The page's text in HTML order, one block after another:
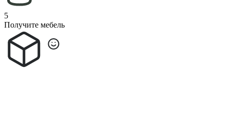
5
Получите мебель